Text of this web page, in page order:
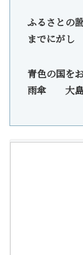
ふるさとの
までにが
青色の国を
雨傘 大島